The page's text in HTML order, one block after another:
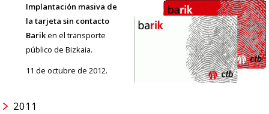
Implantación masiva de
la tarjeta sin contacto
Bariken el transporte
público de Bizkaia.
11 de octubre de 2012.
2011